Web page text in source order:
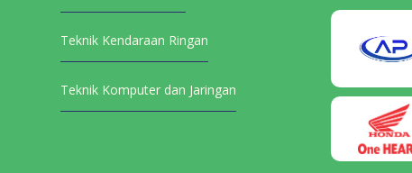
Teknik Kendaraan Ringan
Teknik Komputer dan Jaringan